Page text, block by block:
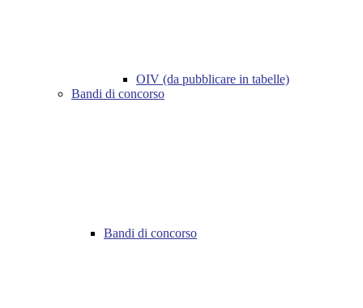
OIV (da pubblicare in tabelle)
Bandi di concorso
Bandi di concorso